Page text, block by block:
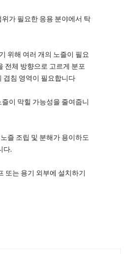
가 필요한 응용 분야에서 탁
위해 여러 개의 노즐이 필요
전체 방향으로 고르게 분포
겹침 영역이 필요합니다
이 막힐 가능성을 줄여줍니
즐 조립 및 분해가 용이하도
다.
또는 용기 외부에 설치하기